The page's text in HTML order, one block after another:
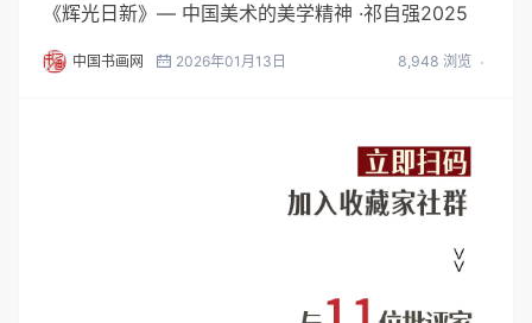
《辉光日新》— 中国美术的美学精神 ·祁自强2025
中国书画网 2026年01月13日 8,948 浏览